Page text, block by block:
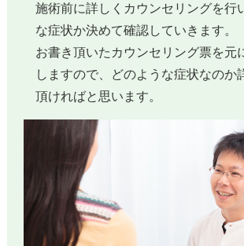
施術前に詳しくカウンセリングを行
な症状か決めて確認していきます。
お書き頂いたカウンセリング票を元
しますので、どのような症状なのか
頂ければと思います。